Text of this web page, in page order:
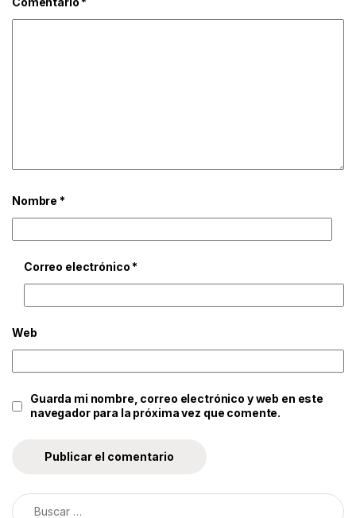
Nombre*
Correo electrónico*
Web
Guarda mi nombre, correo electrónico y web en este
navegador para la próxima vez que comente.